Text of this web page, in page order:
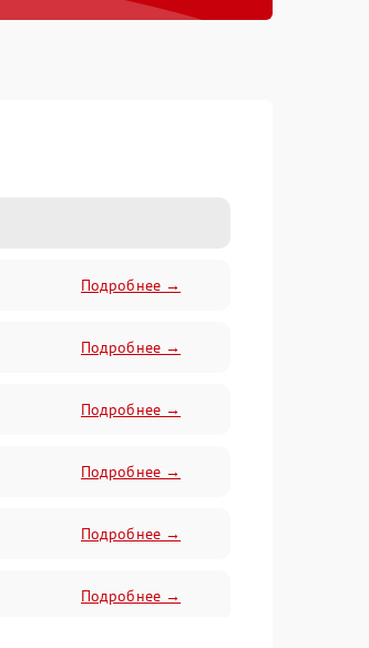
Подробнее →
Подробнее →
Подробнее →
Подробнее →
Подробнее →
Подробнее →